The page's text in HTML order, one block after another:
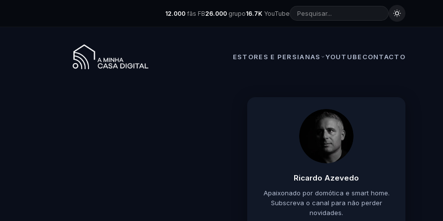
12.000 fãs FB26.000 grupo16.7K YouTube
ESTORES E PERSIANAS YOUTUBE CONTACTO
Ricardo Azevedo
Apaixonado por domótica e smart home.
Subscreva o canal para não perder
novidades.